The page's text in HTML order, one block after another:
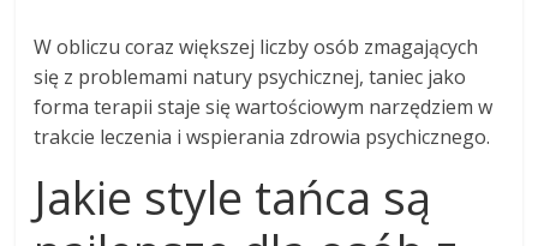
W obliczu coraz większej liczby osób zmagających
się z problemami natury psychicznej, taniec jako
forma terapii staje się wartościowym narzędziem w
trakcie leczenia i wspierania zdrowia psychicznego.
Jakie style tańca są